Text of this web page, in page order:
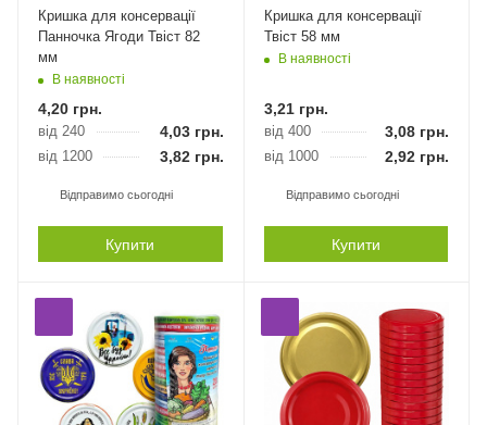
Кришка для консервації
Панночка Ягоди Твіст 82
мм
В наявності
4,20 грн.
від 240 4,03грн.
від 1200 3,82грн.
Відправимо сьогодні
Купити
Кришка для консервації
Твіст 58 мм
В наявності
3,21грн.
від 400 3,08 грн.
від 1000 2,92 грн.
Відправимо сьогодні
Купити